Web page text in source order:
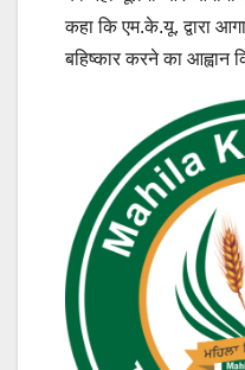
कहा कि एम.के.यू. द्वारा
बहिष्कार करने का आह्वान